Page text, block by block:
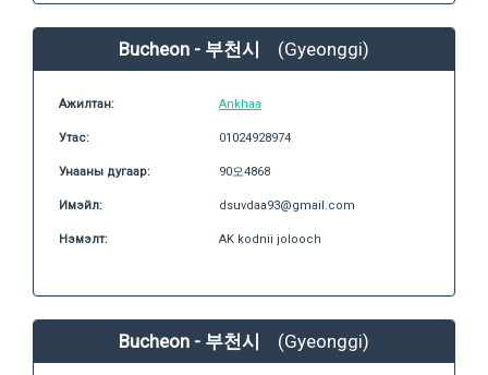
Bucheon - 부천시 (Gyeonggi)
Ажилтан: Ankhaa
Утас: 01024928974
Унааны дугаар: 90오4868
Имэйл: dsuvdaa93@gmail.com
Нэмэлт: AK kodnii jolooch
Bucheon - 부천시 (Gyeonggi)